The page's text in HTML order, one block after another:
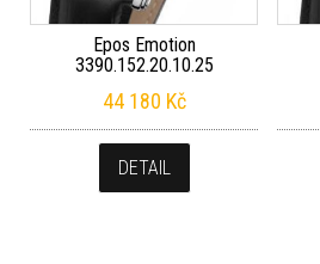
Epos Emotion
3390.152.20.10.25
44 180 Kč
DETAIL